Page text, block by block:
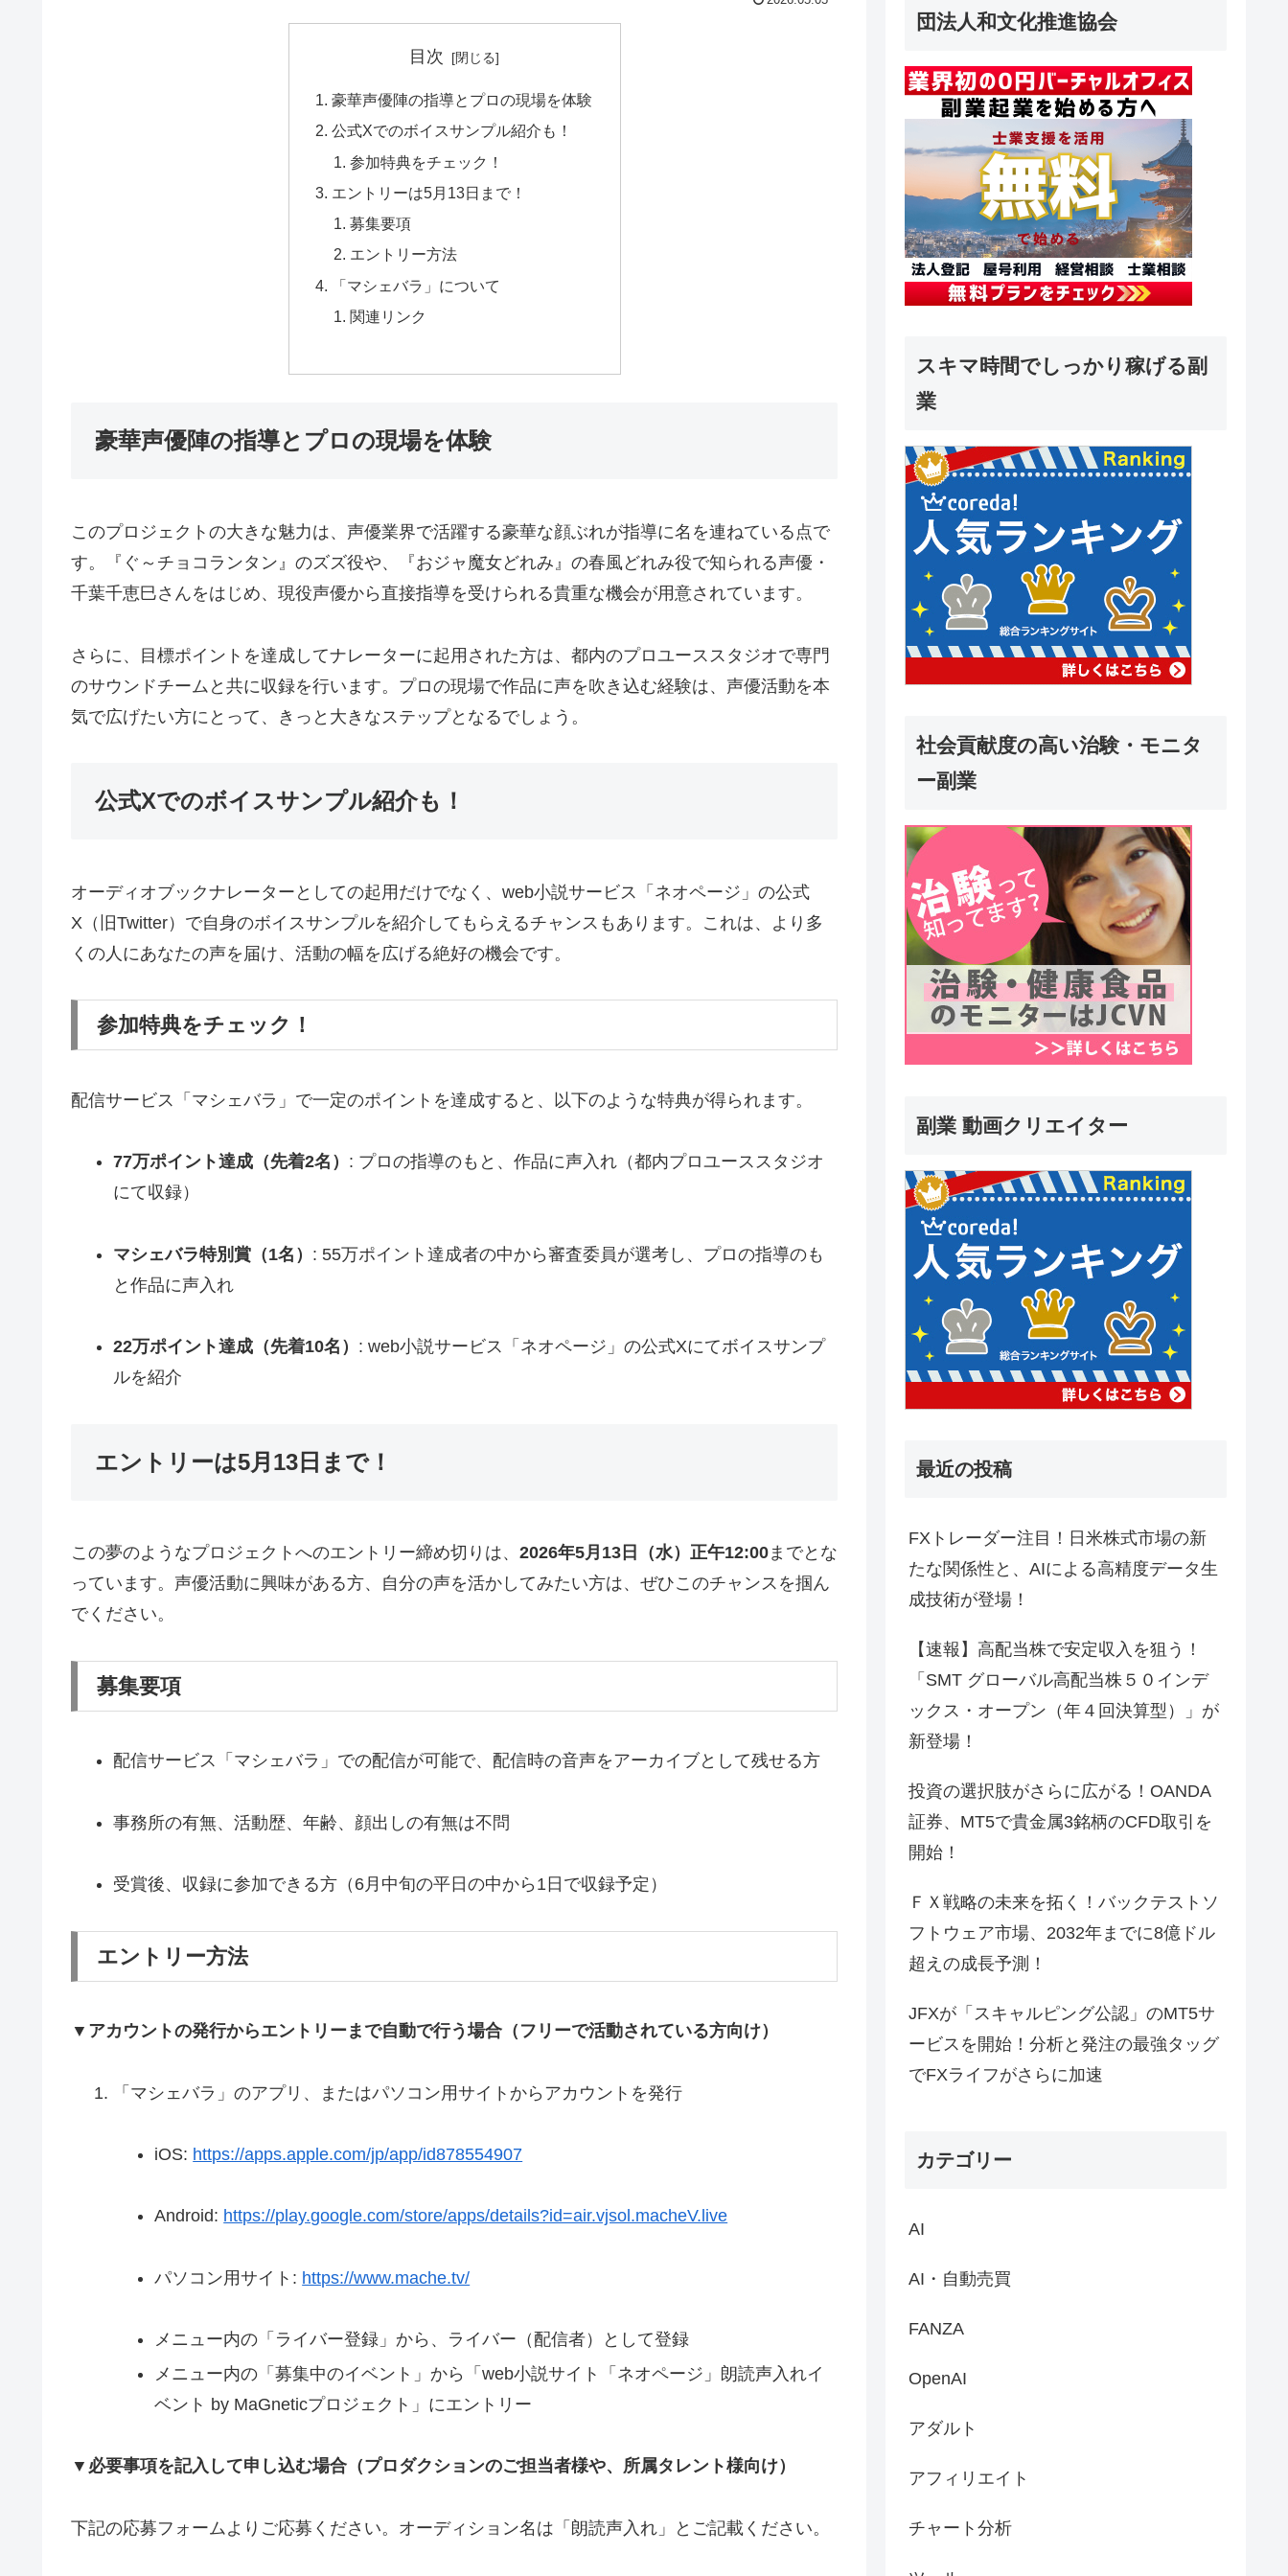
目次
豪華声優陣の指導とプロの現場を体験
公式Xでのボイスサンプル紹介も！
参加特典をチェック！
エントリーは5月13日まで！
募集要項
エントリー方法
「マシェバラ」について
関連リンク
豪華声優陣の指導とプロの現場を体験
このプロジェクトの大きな魅力は、声優業界で活躍する豪華な顔ぶれが指導に名を連ねている点で
す。『ぐ～チョコランタン』のズズ役や、『おジャ魔女どれみ』の春風どれみ役で知られる声優・
千葉千恵巳さんをはじめ、現役声優から直接指導を受けられる貴重な機会が用意されています。
さらに、目標ポイントを達成してナレーターに起用された方は、都内のプロユーススタジオで専門
のサウンドチームと共に収録を行います。プロの現場で作品に声を吹き込む経験は、声優活動を本
気で広げたい方にとって、きっと大きなステップとなるでしょう。
公式Xでのボイスサンプル紹介も！
オーディオブックナレーターとしての起用だけでなく、web小説サービス「ネオページ」の公式
X（旧Twitter）で自身のボイスサンプルを紹介してもらえるチャンスもあります。これは、より多
くの人にあなたの声を届け、活動の幅を広げる絶好の機会です。
参加特典をチェック！
配信サービス「マシェバラ」で一定のポイントを達成すると、以下のような特典が得られます。
77万ポイント達成（先着2名） : プロの指導のもと、作品に声入れ（都内プロユーススタジオ
にて収録）
マシェバラ特別賞（1名） : 55万ポイント達成者の中から審査委員が選考し、プロの指導のも
と作品に声入れ
22万ポイント達成（先着10名） : web小説サービス「ネオページ」の公式Xにてボイスサンプ
ルを紹介
エントリーは5月13日まで！
この夢のようなプロジェクトへのエントリー締め切りは、 2026年5月13日（水）正午12:00までとな
っています。声優活動に興味がある方、自分の声を活かしてみたい方は、ぜひこのチャンスを掴ん
でください。
募集要項
配信サービス「マシェバラ」での配信が可能で、配信時の音声をアーカイブとして残せる方
事務所の有無、活動歴、年齢、顔出しの有無は不問
受賞後、収録に参加できる方（6月中旬の平日の中から1日で収録予定）
エントリー方法
▼アカウントの発行からエントリーまで自動で行う場合（フリーで活動されている方向け）
「マシェバラ」のアプリ、またはパソコン用サイトからアカウントを発行
iOS: https://apps.apple.com/jp/app/id878554907
Android: https://play.google.com/store/apps/details?id=air.vjsol.macheV.live
パソコン用サイト: https://www.mache.tv/
メニュー内の「ライバー登録」から、ライバー（配信者）として登録
メニュー内の「募集中のイベント」から「web小説サイト「ネオページ」朗読声入れイ
ベント by MaGneticプロジェクト」にエントリー
▼必要事項を記入して申し込む場合（プロダクションのご担当者様や、所属タレント様向け）
下記の応募フォームよりご応募ください。オーディション名は「朗読声入れ」とご記載ください。
団法人和文化推進協会
スキマ時間でしっかり稼げる副
業
社会貢献度の高い治験・モニタ
ー副業
副業 動画クリエイター
最近の投稿
FXトレーダー注目！日米株式市場の新
たな関係性と、AIによる高精度データ生
成技術が登場！
【速報】高配当株で安定収入を狙う！
「SMT グローバル高配当株５０インデ
ックス・オープン（年４回決算型）」が
新登場！
投資の選択肢がさらに広がる！OANDA
証券、MT5で貴金属3銘柄のCFD取引を
開始！
ＦＸ戦略の未来を拓く！バックテストソ
フトウェア市場、2032年までに8億ドル
超えの成長予測！
JFXが「スキャルピング公認」のMT5サ
ービスを開始！分析と発注の最強タッグ
でFXライフがさらに加速
カテゴリー
AI
AI・自動売買
FANZA
OpenAI
アダルト
アフィリエイト
チャート分析